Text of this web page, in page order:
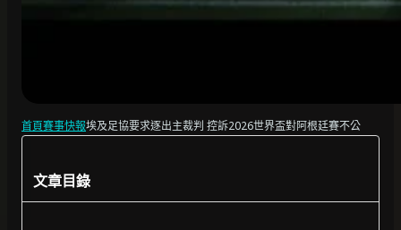
首頁賽事快報埃及足協要求逐出主裁判 控訴2026世界盃對阿根廷賽不公
文章目錄